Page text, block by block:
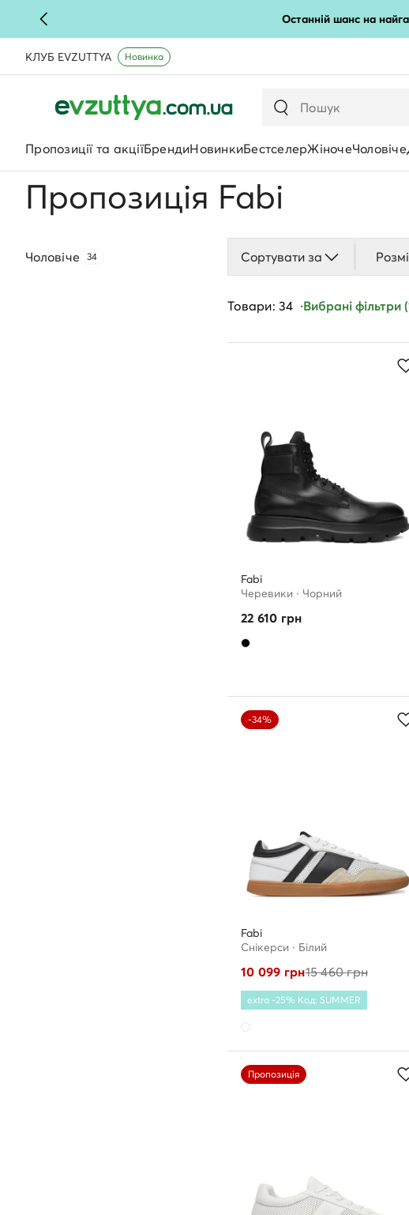
Останній шанс на
КЛУБ EVZUTTYA Новинка
Пропозиції та акціїБрендиНовинкиБестселерЖіночеЧоловіче
Пропозиція Fabi
Чоловічe 34 Сортувати за
Товари: 34 Вибрані фільтри
Fabi
Черевики · Чорний
22 610 грн
-34%
Fabi
Снікерcи · Білий
10 099 грн15 460грн
extra -25% Код: SUMMER
Пропозиція